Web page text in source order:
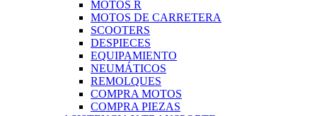
MOTOS R
MOTOS DE CARRETERA
SCOOTERS
DESPIECES
EQUIPAMIENTO
NEUMÁTICOS
REMOLQUES
COMPRA MOTOS
COMPRA PIEZAS